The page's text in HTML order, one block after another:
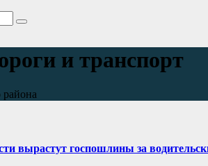
и транспорт
района
вырастут госпошлины за